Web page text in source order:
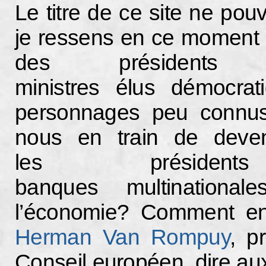
Le titre de ce site ne
je ressens en ce moment
des
ministres élus
personnages peu
nous en train de
les
banques
l’économie? Comment
Herman Van Rompuy,